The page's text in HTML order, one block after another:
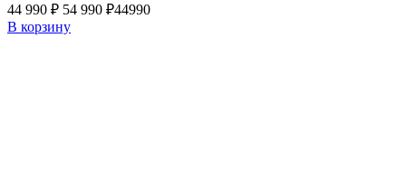
44 990 ₽ 54 990 ₽44990
В корзину